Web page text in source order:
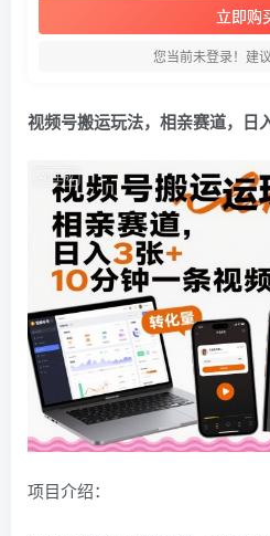
立即购
您当前未登录！建
视频号搬运玩法，相亲赛道，日
项目介绍：